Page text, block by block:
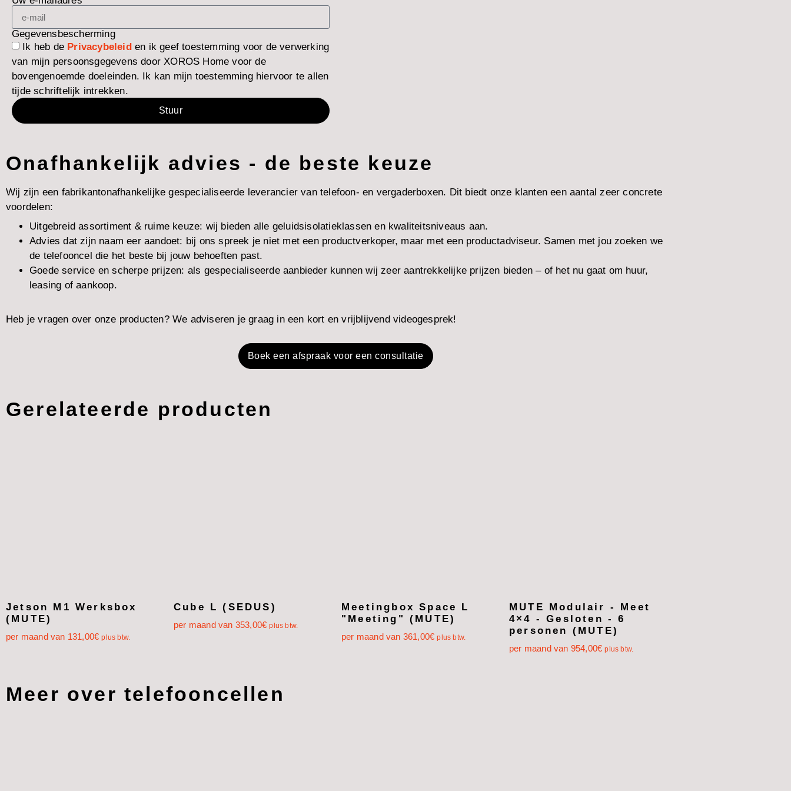
Gegevensbescherming
Ik heb de Privacybeleiden ik geef toestemming voor de verwerking
van mijn persoonsgegevens door XOROS Home voor de
bovengenoemde doeleinden. Ik kan mijn toestemming hiervoor te allen
tijde schriftelijk intrekken.
Stuur
Onafhankelijk advies - de beste keuze
Wij zijn een fabrikantonafhankelijke gespecialiseerde leverancier van telefoon- en vergaderboxen. Dit biedt onze klanten een aantal zeer concrete
voordelen:
Uitgebreid assortiment & ruime keuze: wij bieden alle geluidsisolatieklassen en kwaliteitsniveaus aan.
Advies dat zijn naam eer aandoet: bij ons spreek je niet met een productverkoper, maar met een productadviseur. Samen met jou zoeken we
de telefooncel die het beste bij jouw behoeften past.
Goede service en scherpe prijzen: als gespecialiseerde aanbieder kunnen wij zeer aantrekkelijke prijzen bieden – of het nu gaat om huur,
leasing of aankoop.
Heb je vragen over onze producten? We adviseren je graag in een kort en vrijblijvend videogesprek!
Boek een afspraak voor een consultatie
Gerelateerde producten
Jetson M1 Werksbox
(MUTE)
per maand van 131,00€ plus btw.
Cube L (SEDUS)
per maand van 353,00€ plus btw.
Meetingbox Space L
"Meeting" (MUTE)
per maand van 361,00€ plus btw.
MUTE Modulair - Meet
4×4 - Gesloten - 6
personen (MUTE)
per maand van 954,00€ plus btw.
Meer over telefooncellen